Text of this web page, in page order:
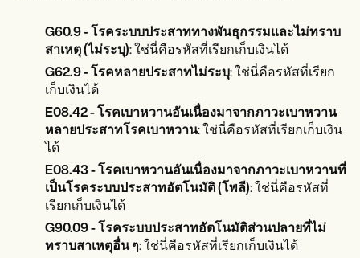
G60.9 - โรคระบบประสาททางพันธุกรรมและไม่ทราบ
สาเหตุ (ไม่ระบุ): ใช่นี่คือรหัสที่เรียกเก็บเงินได้
G62.9 - โรคหลายประสาทไม่ระบุ: ใช่นี่คือรหัสที่เรียก
เก็บเงินได้
E08.42 - โรคเบาหวานอันเนื่องมาจากภาวะเบาหวาน
หลายประสาทโรคเบาหวาน: ใช่นี่คือรหัสที่เรียกเก็บเงิน
ได้
E08.43 - โรคเบาหวานอันเนื่องมาจากภาวะเบาหวานที่
เป็นโรคระบบประสาทอัตโนมัติ (โพลี): ใช่นี่คือรหัสที่
เรียกเก็บเงินได้
G90.09 - โรคระบบประสาทอัตโนมัติส่วนปลายที่ไม่
ทราบสาเหตุอื่น ๆ: ใช่นี่คือรหัสที่เรียกเก็บเงินได้